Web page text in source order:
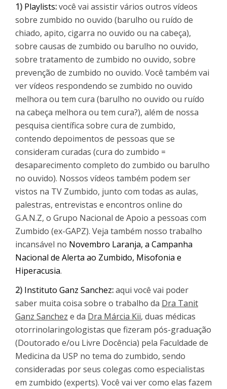
1) Playlists:você vai assistir vários outros vídeos
sobre zumbido no ouvido (barulho ou ruído de
chiado, apito, cigarra no ouvido ou na cabeça),
sobre causas de zumbido ou barulho no ouvido,
sobre tratamento de zumbido no ouvido, sobre
prevenção de zumbido no ouvido. Você também vai
ver vídeos respondendo se zumbido no ouvido
melhora ou tem cura (barulho no ouvido ou ruído
na cabeça melhora ou tem cura?), além de nossa
pesquisa científica sobre cura de zumbido,
contendo depoimentos de pessoas que se
consideram curadas (cura do zumbido =
desaparecimento completo do zumbido ou barulho
no ouvido). Nossos vídeos também podem ser
vistos na TV Zumbido, junto com todas as aulas,
palestras, entrevistas e encontros online do
G.A.N.Z, o Grupo Nacional de Apoio a pessoas com
Zumbido (ex-GAPZ). Veja também nosso trabalho
incansável no Novembro Laranja, a Campanha
Nacional de Alerta ao Zumbido, Misofonia e
Hiperacusia.
2) Instituto Ganz Sanchez:aqui você vai poder
saber muita coisa sobre o trabalho da Dra Tanit
Ganz Sanchez e da Dra Márcia Kii, duas médicas
otorrinolaringologistas que fizeram pós-graduação
(Doutorado e/ou Livre Docência) pela Faculdade de
Medicina da USP no tema do zumbido, sendo
consideradas por seus colegas como especialistas
em zumbido (experts). Você vai ver como elas fazem